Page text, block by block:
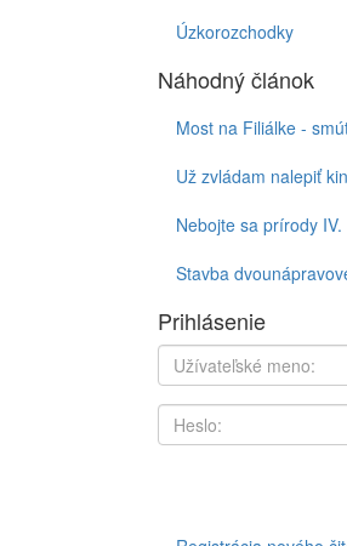
Úzkorozchodky
Náhodný článok
Most na Filiálke -
Už zvládam nalepiť
Nebojte sa prírody IV.
Stavba
Prihlásenie